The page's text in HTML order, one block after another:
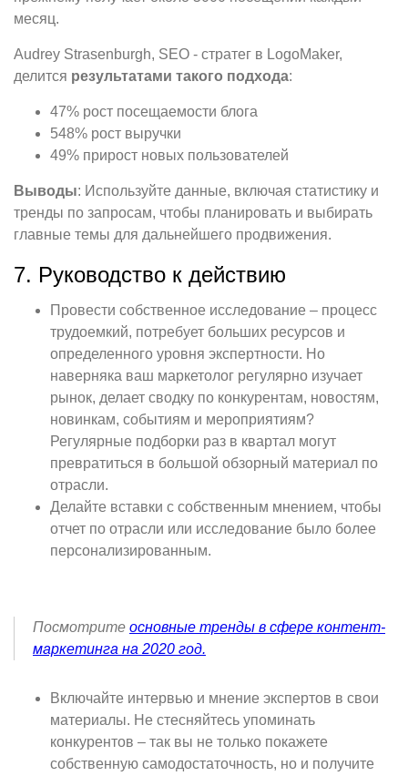
месяц.
Audrey Strasenburgh, SEO - стратег в LogoMaker,
делится результатами такого подхода:
47% рост посещаемости блога
548% рост выручки
49% прирост новых пользователей
Выводы: Используйте данные, включая статистику и
тренды по запросам, чтобы планировать и выбирать
главные темы для дальнейшего продвижения.
7. Руководство к действию
Провести собственное исследование – процесс
трудоемкий, потребует больших ресурсов и
определенного уровня экспертности. Но
наверняка ваш маркетолог регулярно изучает
рынок, делает сводку по конкурентам, новостям,
новинкам, событиям и мероприятиям?
Регулярные подборки раз в квартал могут
превратиться в большой обзорный материал по
отрасли.
Делайте вставки с собственным мнением, чтобы
отчет по отрасли или исследование было более
персонализированным.
Посмотрите основные тренды в сфере контент-
маркетинга на 2020 год.
Включайте интервью и мнение экспертов в свои
материалы. Не стесняйтесь упоминать
конкурентов – так вы не только покажете
собственную самодостаточность, но и получите